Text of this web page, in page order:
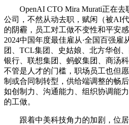
OpenAI CTO Mira Murati正在去
公司，不然从动去职，赋闲（被AI
的阴霾，员工对工做不变性和平安
2024中国年度最佳雇从·全国百强雇
团、TCL集团、史姑娘、北方华创
银行、联想集团、蚂蚁集团、商汤
不管是人才的门槛，职场员工也但
制或合同制转型，供给端调整的畅
如创制力、沟通能力、组织协调能
的工做。
跟着中美科技角力的加剧，位居